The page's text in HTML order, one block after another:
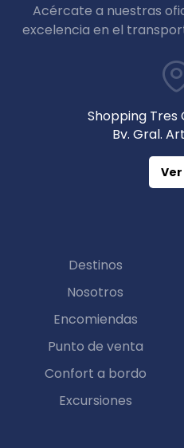
Acércate a nuestras
excelencia en el
Shopping Tres
Bv. Gral.
Destinos
Nosotros
Encomiendas
Punto de venta
Confort a bordo
Excursiones